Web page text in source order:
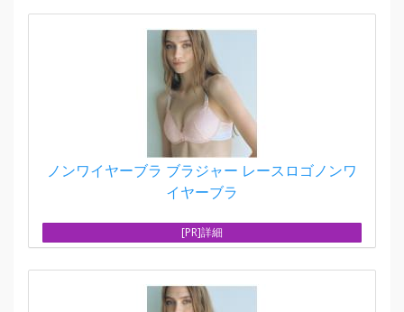
ノンワイヤーブラ ブラジャー レースロゴノンワ
イヤーブラ
[PR]詳細